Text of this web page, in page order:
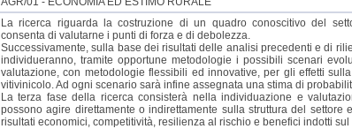
La ricerca riguarda la costruzione di un quadro conoscitivo del
consenta di valutarne i punti di forza e di debolezza.
Successivamente, sulla base dei risultati delle analisi precedenti e di
individueranno, tramite opportune metodologie i possibili scenari
valutazione, con metodologie flessibili ed innovative, per gli effetti
vitivinicolo. Ad ogni scenario sarà infine assegnata una stima di
La terza fase della ricerca consisterà nella individuazione e
possono agire direttamente o indirettamente sulla struttura del
risultati economici, competitività, resilienza al rischio e benefici indotti